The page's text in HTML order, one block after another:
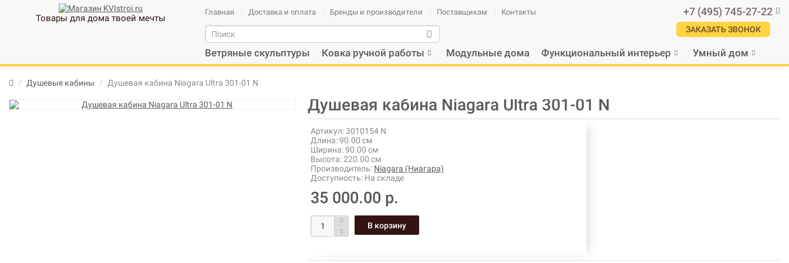
Товары для дома твоей мечты
+7 (495) 745-27-22
ЗАКАЗАТЬ ЗВОНОК
Главная Доставка и оплата Бренды и производители Поставщикам Контакты
Ветряные скульптуры Ковка ручной работы Модульные дома Функциональный интерьер Умный дом
Душевые кабины Душевая кабина Niagara Ultra 301-01 N
Душевая кабина Niagara Ultra 301-01 N
Артикул: 3010154 N
Длина:90.00 см
Ширина:90.00 см
Высота:220.00 см
Производитель: Niagara (Ниагара)
Доступность: На складе
35 000.00 р.